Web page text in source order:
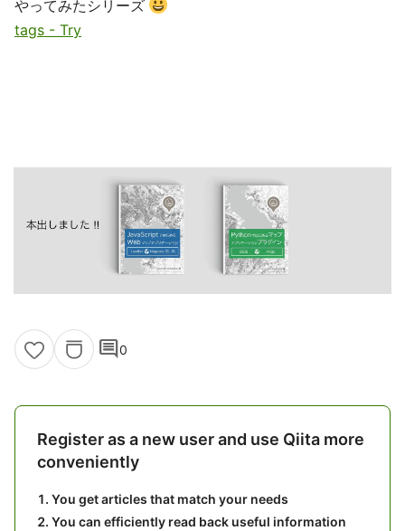
やってみたシリーズ
tags - Try
comment0
Register as a new user and use Qiita more
conveniently
You get articles that match your needs
You can efficiently read back useful information